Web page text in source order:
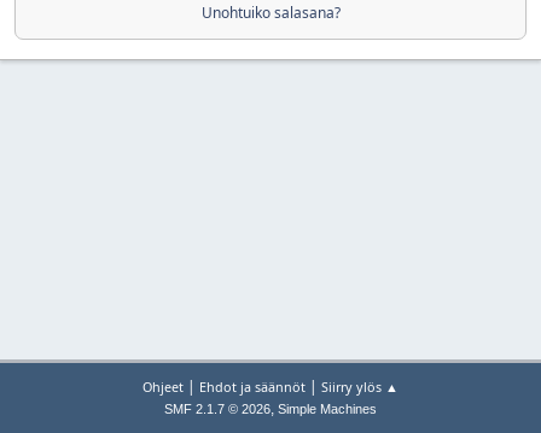
Unohtuiko salasana?
Ohjeet | Ehdot ja säännöt | Siirry ylös ▲
SMF 2.1.7 © 2026, Simple Machines